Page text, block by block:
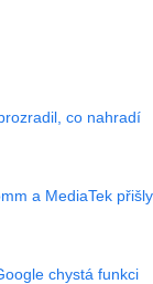
co nahradí
a MediaTek přišly
chystá funkci